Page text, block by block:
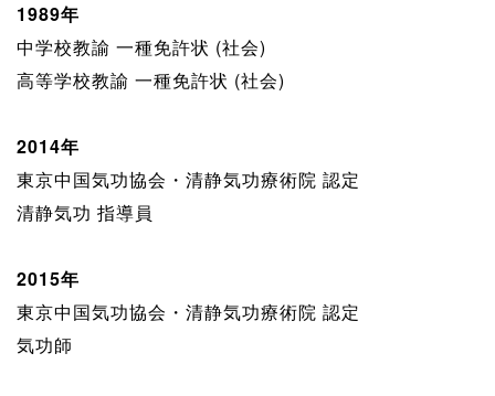
1989年
中学校教諭 一種免許状 (社会)
高等学校教諭 一種免許状 (社会)
2014年
東京中国気功協会・清静気功療術院 認定
清静気功 指導員
2015年
東京中国気功協会・清静気功療術院 認定
気功師